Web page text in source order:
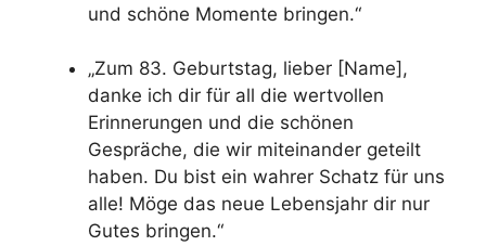
und schöne Momente bringen.“
„Zum 83. Geburtstag, lieber [Name],
danke ich dir für all die wertvollen
Erinnerungen und die schönen
Gespräche, die wir miteinander geteilt
haben. Du bist ein wahrer Schatz für uns
alle! Möge das neue Lebensjahr dir nur
Gutes bringen.“